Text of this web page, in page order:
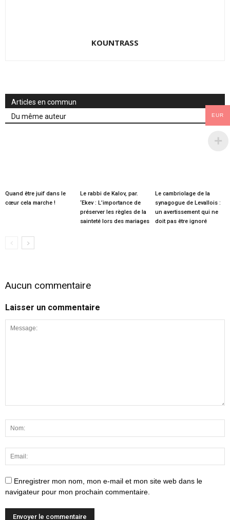
KOUNTRASS
Articles en commun
Du même auteur
Quand être juif dans le
cœur cela marche !
Le rabbi de Kalov, par.
‘Ekev : L’importance de
préserver les règles de la
sainteté lors des mariages
Le cambriolage de la
synagogue de Levallois :
un avertissement qui ne
doit pas être ignoré
Aucun commentaire
Laisser un commentaire
Enregistrer mon nom, mon e-mail et mon site web dans le
navigateur pour mon prochain commentaire.
EUR